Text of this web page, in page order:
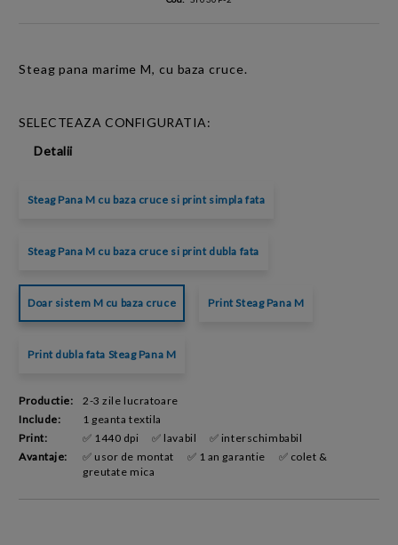
Steag pana marime M, cu baza cruce.
SELECTEAZA CONFIGURATIA:
Detalii
Steag Pana M cu baza cruce si print simpla fata
Steag Pana M cu baza cruce si print dubla fata
Doar sistem M cu baza cruce Print Steag Pana M
Print dubla fata Steag Pana M
Productie:
2-3 zile lucratoare
Include:
1 geanta textila
Print:
✅ 1440 dpi ✅ lavabil
✅ interschimbabil
Avantaje:
✅ usor de montat ✅ 1 an garantie
✅ colet &
greutate mica